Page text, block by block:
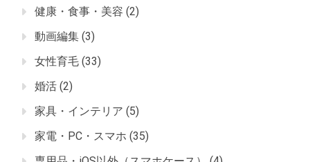
健康・食事・美容 (2)
動画編集 (3)
女性育毛 (33)
婚活 (2)
家具・インテリア (5)
家電・PC・スマホ (35)